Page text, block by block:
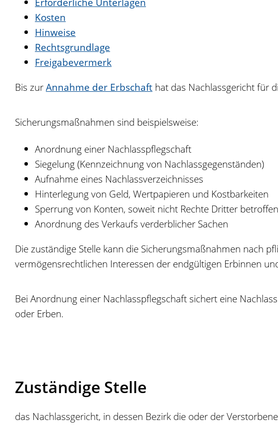
Kosten
Hinweise
Rechtsgrundlage
Freigabevermerk
Bis zurAnnahme der Erbschaft hat das Nachlassgericht für
Sicherungsmaßnahmen sind beispielsweise:
Anordnung einer Nachlasspflegschaft
Siegelung (Kennzeichnung von Nachlassgegenständen)
Aufnahme eines Nachlassverzeichnisses
Hinterlegung von Geld, Wertpapieren und Kostbarkeiten
Sperrung von Konten, soweit nicht Rechte Dritter
Anordnung des Verkaufs verderblicher Sachen
Die zuständige Stelle kann die Sicherungsmaßnahmen nach
vermögensrechtlichen Interessen der endgültigen Erbinnen
Bei Anordnung einer Nachlasspflegschaft sichert eine
oder Erben.
Zuständige Stelle
das Nachlassgericht, in dessen Bezirk die oder der